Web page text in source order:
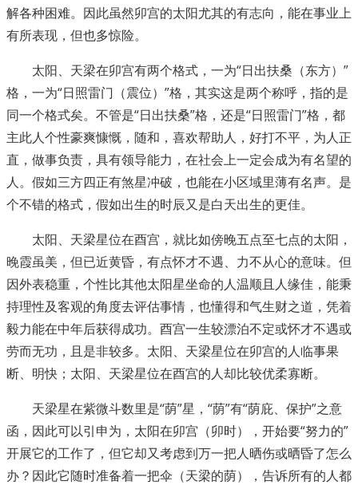
解各种困难。因此虽然卯宫的太阳尤其的有志向，能在事业上
有所表现，但也多惊险。
太阳、天梁在卯宫有两个格式，一为“日出扶桑（东方）”
格，一为“日照雷门（震位）”格，其实这是两个称呼，指的是
同一个格式矣。不管是“日出扶桑”格，还是“日照雷门”格，都
主此人个性豪爽慷慨，随和，喜欢帮助人，好打不平，为人正
直，做事负责，具有领导能力，在社会上一定会成为有名望的
人。假如三方四正有煞星冲破，也能在小区域里薄有名声。是
个不错的格式，假如出生的时辰又是白天出生的更佳。
太阳、天梁星位在酉宫，就比如傍晚五点至七点的太阳，
晚霞虽美，但已近黄昏，有点怀才不遇、力不从心的意味。但
因外表稳重，个性比其他太阳星坐命的人温顺且人缘佳，能秉
持理性及客观的角度去评估事情，也懂得和气生财之道，凭着
毅力能在中年后获得成功。酉宫一生较漂泊不定或怀才不遇或
劳而无功，且是非较多。太阳、天梁星位在卯宫的人临事果
断、明快；太阳、天梁星位在酉宫的人却比较优柔寡断。
天梁星在紫微斗数里是“荫”星，“荫”有“荫庇、保护”之意
函，因此可以引申为，太阳在卯宫（卯时），开始要“努力的”
开展它的工作了，但它却又考虑到万一把人晒伤或晒昏了怎么
办？因此它随时准备着一把伞（天梁的荫），告诉所有的人都